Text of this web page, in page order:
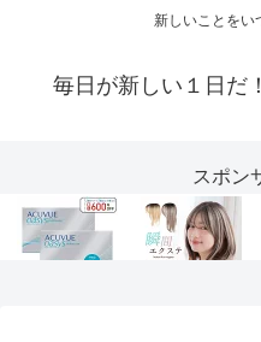
新しいことをい
毎日が新しい１日だ
スポン